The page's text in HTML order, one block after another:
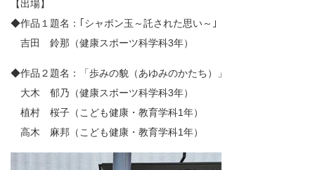
【出場】
◆作品１題名：｢シャボン玉～託された思い～｣
吉田 鈴那（健康スポーツ科学科3年）
◆作品２題名：「歩みの貌（あゆみのかたち）」
大木 郁乃（健康スポーツ科学科3年）
植村 桜子（こども健康・教育学科1年）
高木 麻邦（こども健康・教育学科1年）